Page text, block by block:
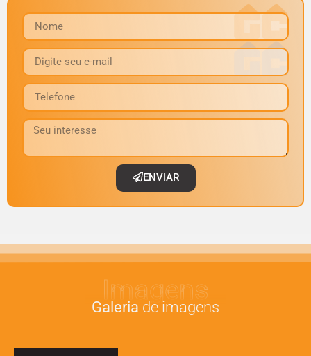
ENVIAR
Imagens
Galeria de imagens